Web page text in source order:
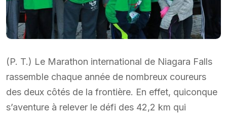
(P. T.) Le Marathon international de Niagara Falls
rassemble chaque année de nombreux coureurs
des deux côtés de la frontière. En effet, quiconque
s’aventure à relever le défi des 42,2 km qui